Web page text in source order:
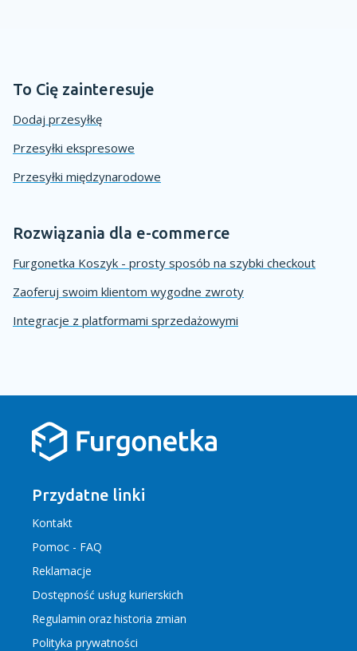
To Cię zainteresuje
Dodaj przesyłkę
Przesyłki ekspresowe
Przesyłki międzynarodowe
Rozwiązania dla e-commerce
Furgonetka Koszyk - prosty sposób na szybki checkout
Zaoferuj swoim klientom wygodne zwroty
Integracje z platformami sprzedażowymi
Przydatne linki
Kontakt
Pomoc - FAQ
Reklamacje
Dostępność usług kurierskich
Regulamin orazhistoria zmian
Polityka prywatności